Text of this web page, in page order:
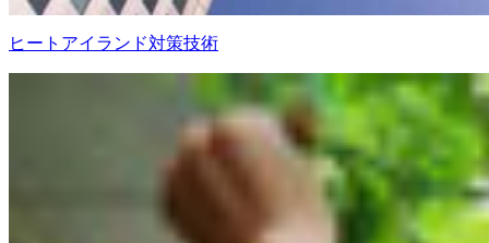
ヒートアイランド対策技術